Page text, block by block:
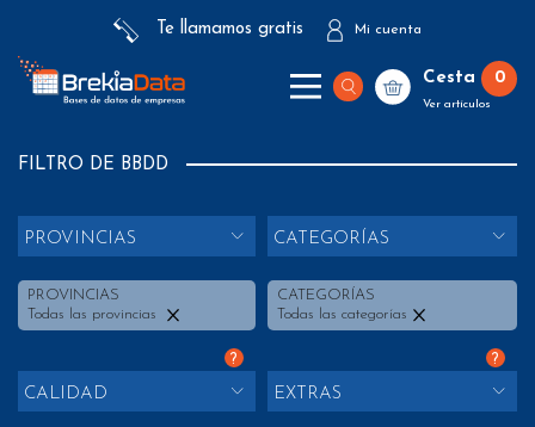
Te llamamos gratis Mi cuenta
Cesta 0
Ver artículos
FILTRO DE BBDD
PROVINCIAS
PROVINCIAS
Todas las provincias
CATEGORÍAS
CATEGORÍAS
Todas las categorías
?
CALIDAD
?
EXTRAS